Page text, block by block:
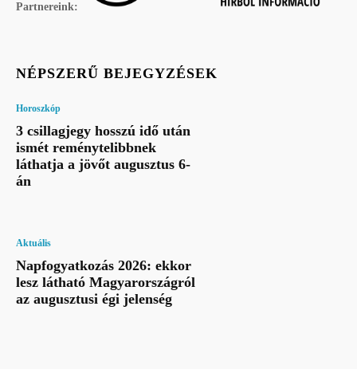
Partnereink:
NÉPSZERŰ BEJEGYZÉSEK
Horoszkóp
3 csillagjegy hosszú idő után
ismét reménytelibbnek
láthatja a jövőt augusztus 6-
án
Aktuális
Napfogyatkozás 2026: ekkor
lesz látható Magyarországról
az augusztusi égi jelenség